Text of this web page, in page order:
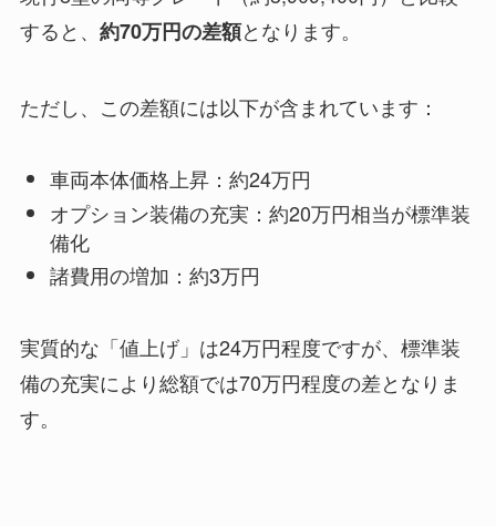
すると、 約70万円の差額となります。
ただし、この差額には以下が含まれています：
車両本体価格上昇：約24万円
オプション装備の充実：約20万円相当が標準装
備化
諸費用の増加：約3万円
実質的な「値上げ」は24万円程度ですが、標準装
備の充実により総額では70万円程度の差となりま
す。